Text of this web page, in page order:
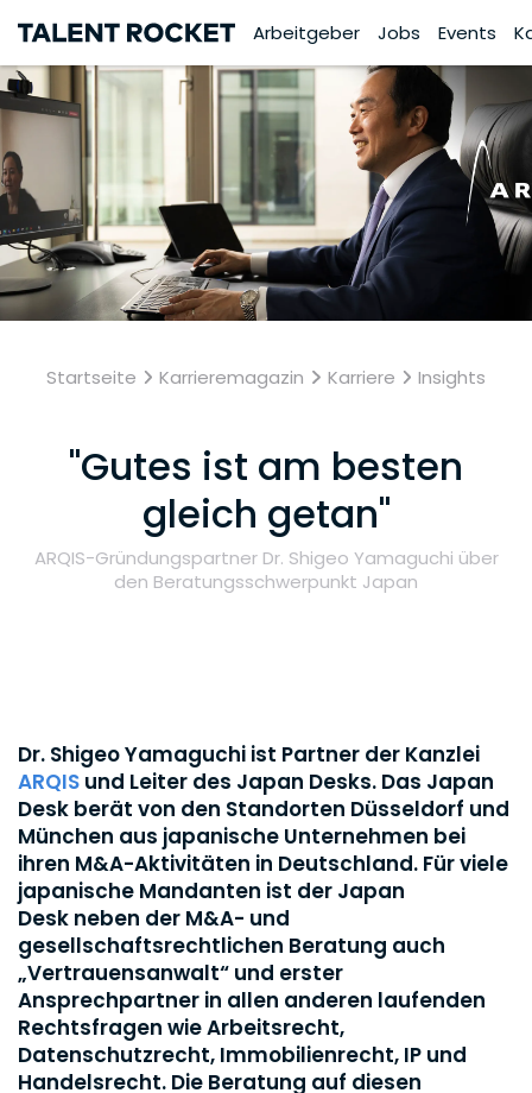
Arbeitgeber Jobs Events
Startseite Karrieremagazin Karriere Insights
"Gutes ist am besten
gleich getan"
ARQIS-Gründungspartner Dr. Shigeo Yamaguchi über
den Beratungsschwerpunkt Japan
Dr. Shigeo Yamaguchi ist Partner der Kanzlei
ARQIS und Leiter des Japan Desks. Das Japan
Desk berät von den Standorten Düsseldorf und
München aus japanische Unternehmen bei
ihren M&A-Aktivitäten in Deutschland. Für viele
japanische Mandanten ist der Japan
Desk neben der M&A- und
gesellschaftsrechtlichen Beratung auch
„Vertrauensanwalt“ und erster
Ansprechpartner in allen anderen laufenden
Rechtsfragen wie Arbeitsrecht,
Datenschutzrecht, Immobilienrecht, IP und
Handelsrecht. Die Beratung auf diesen